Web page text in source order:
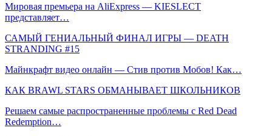
Мировая премьера на AliExpress — KIESLECT
представляет…
САМЫЙ ГЕНИАЛЬНЫЙ ФИНАЛ ИГРЫ — DEATH
STRANDING #15
Майнкрафт видео онлайн — Стив против Мобов! Как…
КАК BRAWL STARS ОБМАНЫВАЕТ ШКОЛЬНИКОВ
Решаем самые распространенные проблемы с Red Dead
Redemption…